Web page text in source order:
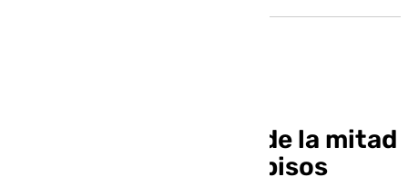
Málaga acapara más de la mitad
de las solicitudes de pisos